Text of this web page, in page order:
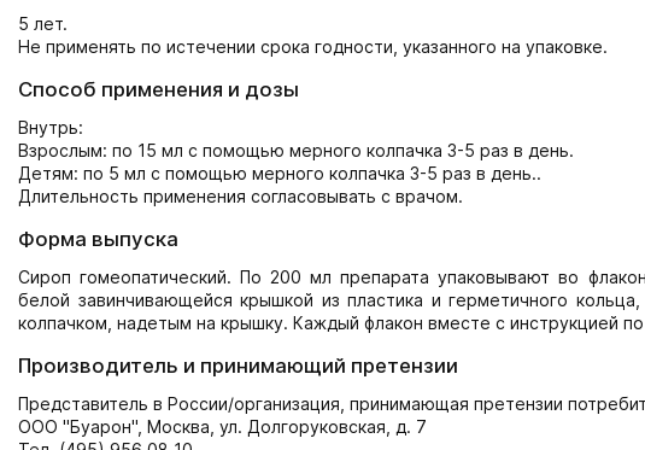
5 лет.
Не применять по истечении срока годности, указанного на упаковке.
Способ применения и дозы
Внутрь:
Взрослым: по 15 мл с помощью мерного колпачка 3-5 раз в день.
Детям: по 5 мл с помощью мерного колпачка 3-5 раз в день..
Длительность применения согласовывать с врачом.
Форма выпуска
Сироп гомеопатический. По 200 мл препарата упаковывают во
белой завинчивающейся крышкой из пластика и герметичного
колпачком, надетым на крышку. Каждый флакон вместе с инструкцией
Производитель и принимающий претензии
Представитель в России/организация, принимающая претензии
ООО "Буарон", Москва, ул. Долгоруковская, д. 7